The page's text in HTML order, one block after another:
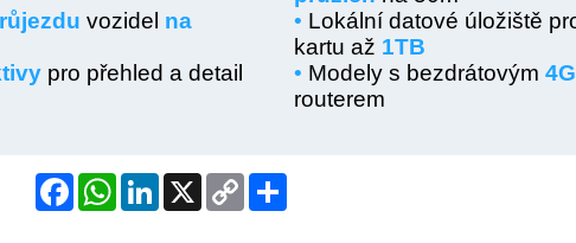
FacebookWhatsAppLinkedIn
Copy
Link